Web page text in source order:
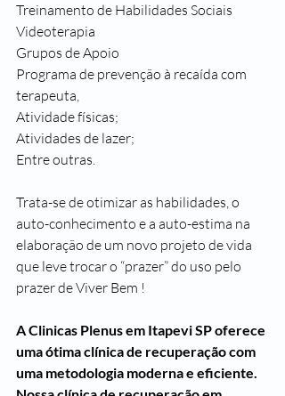
Treinamento de Habilidades Sociais
Videoterapia
Grupos de Apoio
Programa de prevenção à recaída com
terapeuta,
Atividade físicas;
Atividades de lazer;
Entre outras.
Trata-se de otimizar as habilidades, o
auto-conhecimento e a auto-estima na
elaboração de um novo projeto de vida
que leve trocar o “prazer” do uso pelo
prazer de Viver Bem !
A Clinicas Plenus em Itapevi SP oferece
uma ótima clínica de recuperação com
uma metodologia moderna e eficiente.